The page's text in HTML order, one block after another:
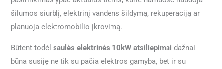
šilumos siurblį, elektrinį vandens šildymą, rekuperaciją ar
planuoja elektromobilio įkrovimą.
Būtent todėlsaulės elektrinės 10kW atsiliepimai dažnai
būna susiję ne tik su pačia elektros gamyba, bet ir su